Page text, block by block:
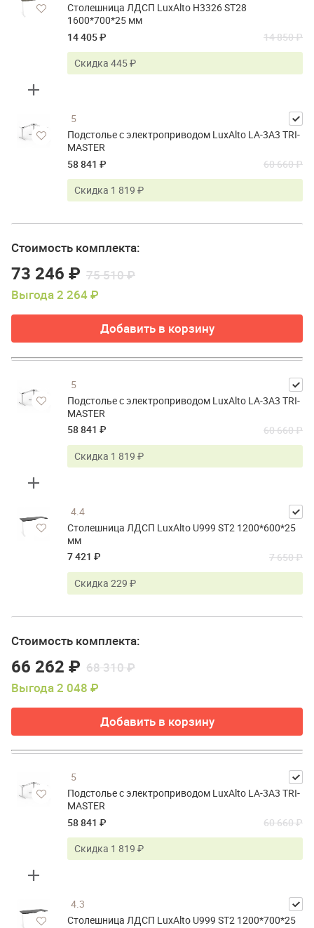
Столешница ЛДСП LuxAlto H3326 ST28
1600*700*25 мм
14 405 ₽
14 850 ₽
Скидка 445 ₽
5
Подстолье с электроприводом LuxAlto LA-3A3 TRI-
MASTER
58 841 ₽
60 660 ₽
Скидка 1 819 ₽
Стоимость комплекта:
73 246 ₽ 75 510 ₽
Выгода 2 264 ₽
Добавить в корзину
5
Подстолье с электроприводом LuxAlto LA-3A3 TRI-
MASTER
58 841 ₽
60 660 ₽
Скидка 1 819 ₽
4.4
Столешница ЛДСП LuxAlto U999 ST2 1200*600*25
мм
7 421 ₽
7 650 ₽
Скидка 229 ₽
Стоимость комплекта:
66 262 ₽ 68 310 ₽
Выгода 2 048 ₽
Добавить в корзину
5
Подстолье с электроприводом LuxAlto LA-3A3 TRI-
MASTER
58 841 ₽
60 660 ₽
Скидка 1 819 ₽
4.3
Столешница ЛДСП LuxAlto U999 ST2 1200*700*25